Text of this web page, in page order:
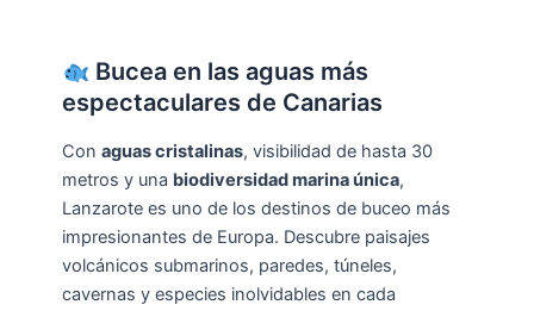
Bucea en las aguas más
espectaculares de Canarias
Conaguas cristalinas, visibilidad de hasta 30
metros y una biodiversidad marina única,
Lanzarote es uno de los destinos de buceo más
impresionantes de Europa. Descubre paisajes
volcánicos submarinos, paredes, túneles,
cavernas y especies inolvidables en cada